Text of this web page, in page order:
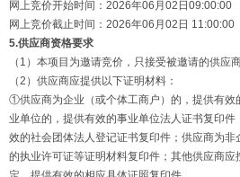
网上竞价开始时间：2026年06月02日09:00:00
网上竞价截止时间：2026年06月02日 11:00:00
5.供应商资格要求
（1）本项目为邀请竞价，只接受被邀请的供应
（2）供应商应提供以下证明材料：
①供应商为企业（或个体工商户）的，提供有效
业单位的，提供有效的事业单位法人证书复印
效的社会团体法人登记证书复印件；供应商为
的执业许可证等证明材料复印件；其他供应商